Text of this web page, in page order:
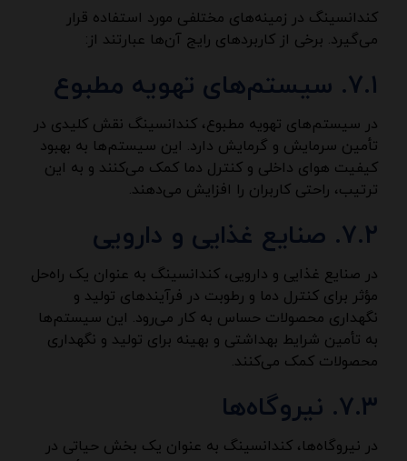
کندانسینگ در زمینه‌های مختلفی مورد استفاده قرار
می‌گیرد. برخی از کاربردهای رایج آن‌ها عبارتند از:
۷.۱. سیستم‌های تهویه مطبوع
در سیستم‌های تهویه مطبوع، کندانسینگ نقش کلیدی در
تأمین سرمایش و گرمایش دارد. این سیستم‌ها به بهبود
کیفیت هوای داخلی و کنترل دما کمک می‌کنند و به این
ترتیب، راحتی کاربران را افزایش می‌دهند.
۷.۲. صنایع غذایی و دارویی
در صنایع غذایی و دارویی، کندانسینگ به عنوان یک راه‌حل
مؤثر برای کنترل دما و رطوبت در فرآیندهای تولید و
نگهداری محصولات حساس به کار می‌رود. این سیستم‌ها
به تأمین شرایط بهداشتی و بهینه برای تولید و نگهداری
محصولات کمک می‌کنند.
۷.۳. نیروگاه‌ها
در نیروگاه‌ها، کندانسینگ به عنوان یک بخش حیاتی در